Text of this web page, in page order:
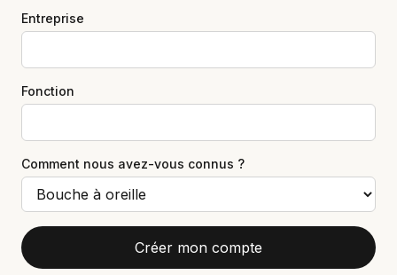
Entreprise
Fonction
Comment nous avez-vous connus ?
Créer mon compte